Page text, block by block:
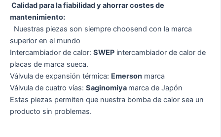
Calidad para la fiabilidad y ahorrar costes de
mantenimiento:
Nuestras piezas son siempre choosend con la marca
superior en el mundo
Intercambiador de calor: SWEP intercambiador de calor de
placas de marca sueca.
Válvula de expansión térmica: Emerson marca
Válvula de cuatro vías: Saginomiya marca de Japón
Estas piezas permiten que nuestra bomba de calor sea un
producto sin problemas.